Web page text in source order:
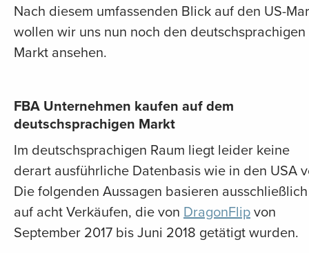
Nach diesem umfassenden Blick auf den US-
wollen wir uns nun noch den deutschsprachigen
Markt ansehen.
FBA Unternehmen kaufen auf dem
deutschsprachigen Markt
Im deutschsprachigen Raum liegt leider keine
derart ausführliche Datenbasis wie in den USA
Die folgenden Aussagen basieren ausschließlich
auf acht Verkäufen, die von DragonFlipvon
September 2017 bis Juni 2018 getätigt wurden.